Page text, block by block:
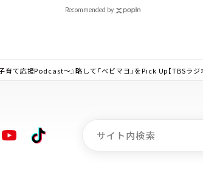
Recommended by
て応援Podcast～』略して「ベビマヨ」をPick Up【TBSラジ